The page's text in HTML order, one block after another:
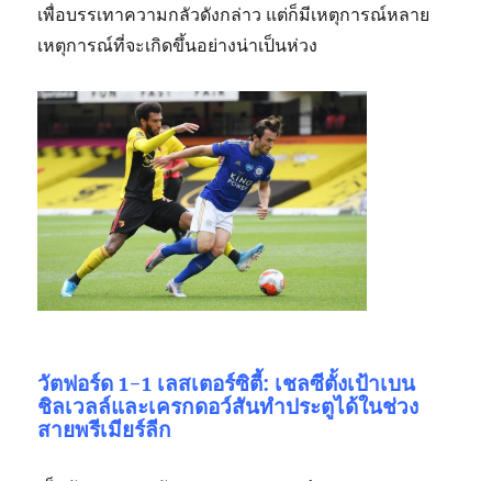
เพื่อบรรเทาความกลัวดังกล่าว แต่ก็มีเหตุการณ์หลาย
เหตุการณ์ที่จะเกิดขึ้นอย่างน่าเป็นห่วง
วัตฟอร์ด 1-1 เลสเตอร์ซิตี้: เชลซีตั้งเป้าเบน
ชิลเวลล์และเครกดอว์สันทำประตูได้ในช่วง
สายพรีเมียร์ลีก